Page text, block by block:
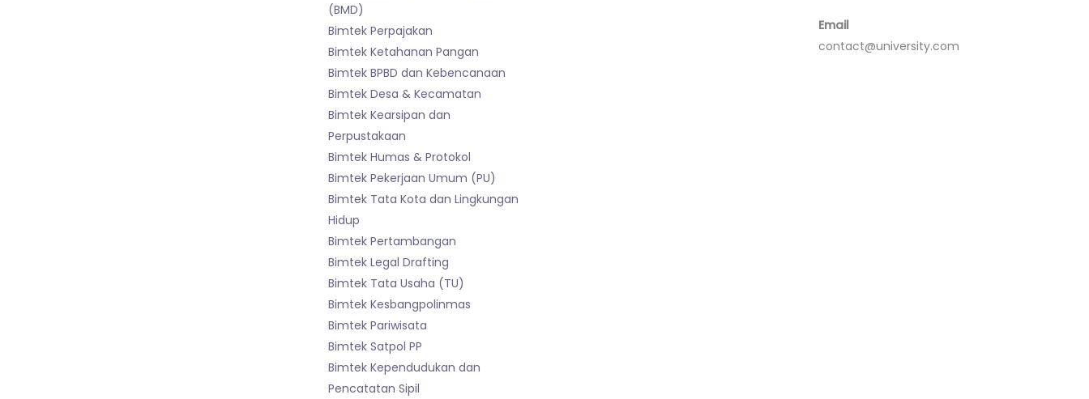
(BMD)
Bimtek Perpajakan
Bimtek Ketahanan Pangan
Bimtek BPBD dan Kebencanaan
Bimtek Desa & Kecamatan
Bimtek Kearsipan dan
Perpustakaan
Bimtek Humas & Protokol
Bimtek Pekerjaan Umum (PU)
Bimtek Tata Kota dan Lingkungan
Hidup
Bimtek Pertambangan
Bimtek Legal Drafting
Bimtek Tata Usaha (TU)
Bimtek Kesbangpolinmas
Bimtek Pariwisata
Bimtek Satpol PP
Bimtek Kependudukan dan
Pencatatan Sipil
Email
contact@university.com